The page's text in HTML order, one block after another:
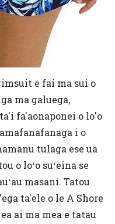
e fai ma sui o
ma galuega,
fa'aonaponei o lo'o
i o
tulaga ese ua
o loʻo suʻeina se
masani. Tatou
ta'ele o le A Shore
ai ma mea e tatau